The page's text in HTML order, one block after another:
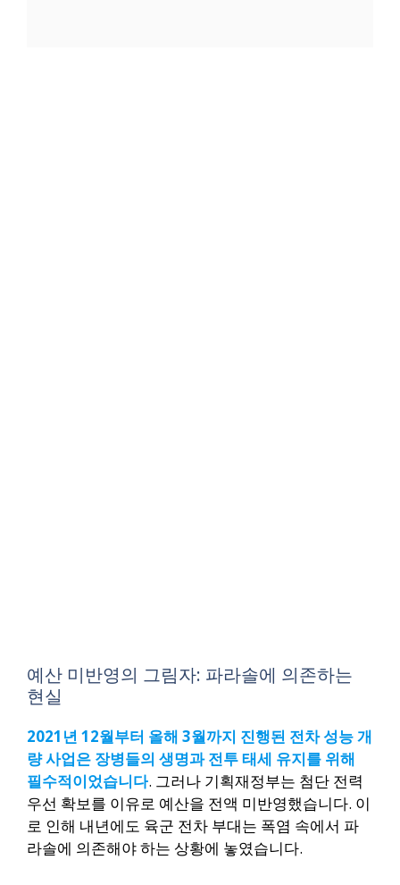
예산 미반영의 그림자: 파라솔에 의존하는
현실
2021년 12월부터 올해 3월까지 진행된 전차 성능 개
량 사업은 장병들의 생명과 전투 태세 유지를 위해
필수적이었습니다. 그러나 기획재정부는 첨단 전력
우선 확보를 이유로 예산을 전액 미반영했습니다. 이
로 인해 내년에도 육군 전차 부대는 폭염 속에서 파
라솔에 의존해야 하는 상황에 놓였습니다.